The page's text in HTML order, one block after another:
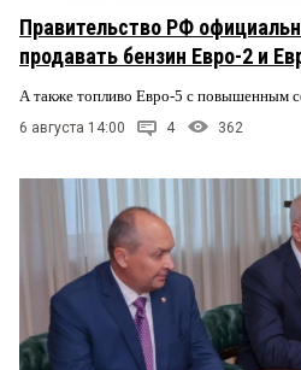
Правительство РФ
продавать бензин Евро-2 и
А также топливо Евро-5 с повышенным
6 августа 14:00 4 362